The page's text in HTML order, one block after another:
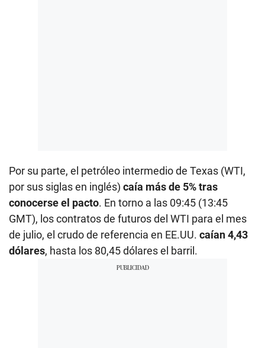
Por su parte, el petróleo intermedio de Texas (WTI,
por sus siglas en inglés) caía más de 5% tras
conocerse el pacto. En torno a las 09:45 (13:45
GMT), los contratos de futuros del WTI para el mes
de julio, el crudo de referencia en EE.UU. caían 4,43
dólares, hasta los 80,45 dólares el barril.